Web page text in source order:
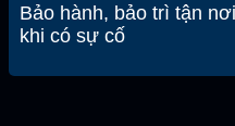
Bảo hành, bảo trì tận
khi có sự cố